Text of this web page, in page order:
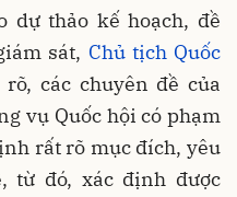
dự thảo kế hoạch, đề
sát, Chủ tịch Quốc
rõ, các chuyên đề của
vụ Quốc hội có phạm
rất rõ mục đích, yêu
từ đó, xác định được